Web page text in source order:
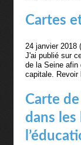
Cartes
24 janvier 2018
J'ai publié sur
de la Seine afin
capitale. Revoir
Carte
dans